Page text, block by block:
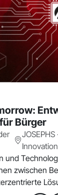
Bürger
und
zwischen